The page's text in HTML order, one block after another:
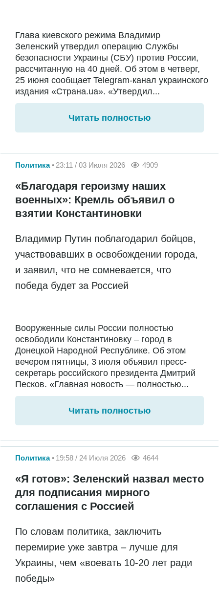
Глава киевского режима Владимир
Зеленский утвердил операцию Службы
безопасности Украины (СБУ) против России,
рассчитанную на 40 дней. Об этом в четверг,
25 июня сообщает Telegram-канал украинского
издания «Страна.ua». «Утвердил...
Читать полностью
Политика 23:11 / 03 Июля 2026 4909
«Благодаря героизму наших
военных»: Кремль объявил о
взятии Константиновки
Владимир Путин поблагодарил бойцов,
участвовавших в освобождении города,
и заявил, что не сомневается, что
победа будет за Россией
Вооруженные силы России полностью
освободили Константиновку – город в
Донецкой Народной Республике. Об этом
вечером пятницы, 3 июля объявил пресс-
секретарь российского президента Дмитрий
Песков. «Главная новость — полностью...
Читать полностью
Политика 19:58 / 24 Июля 2026 4644
«Я готов»: Зеленский назвал место
для подписания мирного
соглашения с Россией
По словам политика, заключить
перемирие уже завтра – лучше для
Украины, чем «воевать 10-20 лет ради
победы»